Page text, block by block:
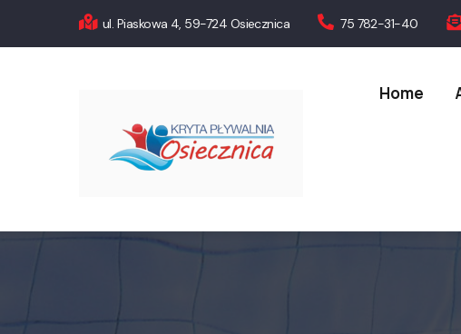
ul. Piaskowa 4, 59-724 Osiecznica 75 782-31-40
navigation
Home